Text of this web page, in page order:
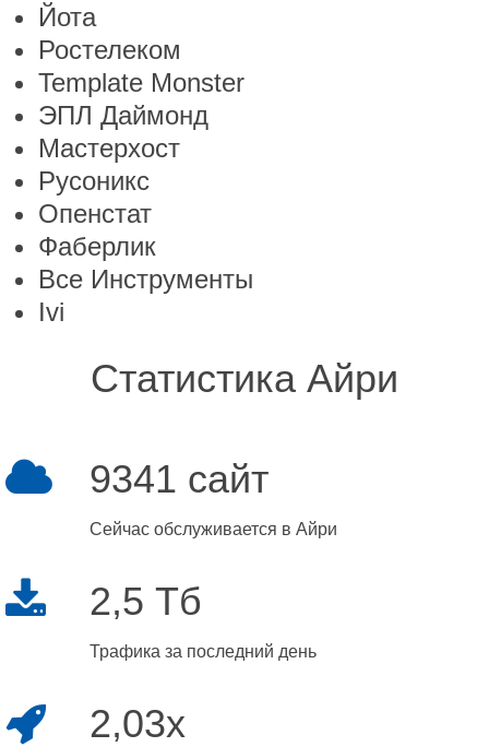
Йота
Ростелеком
Template Monster
ЭПЛ Даймонд
Мастерхост
Русоникс
Опенстат
Фаберлик
Все Инструменты
Ivi
Статистика Айри
9341 сайт
Сейчас обслуживается в Айри
2,5 Тб
Трафика за последний день
2,03x